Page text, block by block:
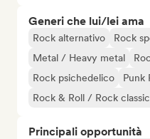
Generi che lui/lei ama
Rock alternativo Rock
Metal / Heavy metal
Rock psichedelico
Punk
Rock & Roll / Rock
Principali opportunità